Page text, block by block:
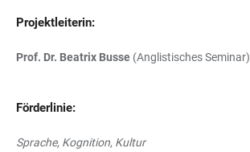
Projektleiterin:
Prof. Dr. Beatrix Busse (Anglistisches Seminar)
Förderlinie:
Sprache, Kognition, Kultur